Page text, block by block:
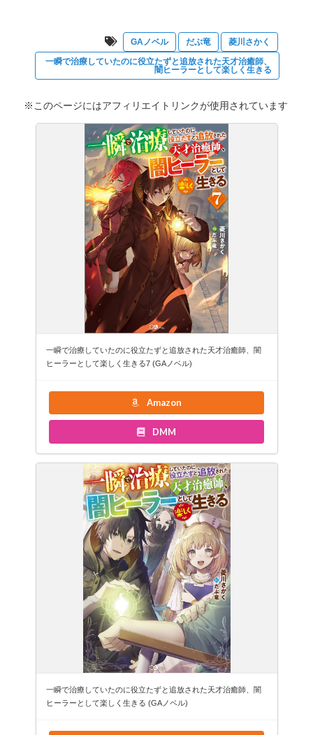
GAノベル だぶ竜
菱川さかく
一瞬で治療していたのに役立たずと追放された天才治癒師、
闇ヒーラーとして楽しく生きる
※このページにはアフィリエイトリンクが使用されています
一瞬で治療していたのに役立たずと追放された天才治癒師、闇
ヒーラーとして楽しく生きる7 (GAノベル)
Amazon
DMM
一瞬で治療していたのに役立たずと追放された天才治癒師、闇
ヒーラーとして楽しく生きる (GAノベル)